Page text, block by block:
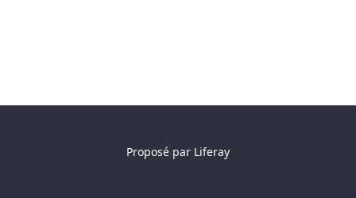
Proposé par Liferay